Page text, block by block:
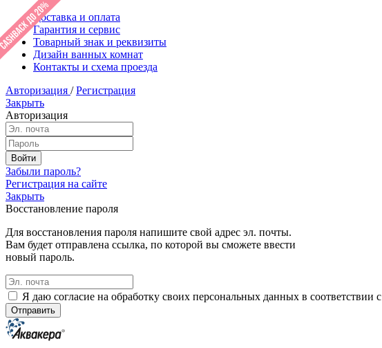
Доставка и оплата
Гарантия и сервис
Товарный знак и реквизиты
Дизайн ванных комнат
Контакты и схема проезда
Авторизация / Регистрация
Закрыть
Авторизация
Забыли пароль?
Регистрация на сайте
Закрыть
Восстановление пароля
Для восстановления пароля напишите свой адрес эл. почты.
Вам будет отправлена ссылка, по которой вы сможете ввести
новый пароль.
Я даю согласие на обработку своих персональных данных в соответствии с